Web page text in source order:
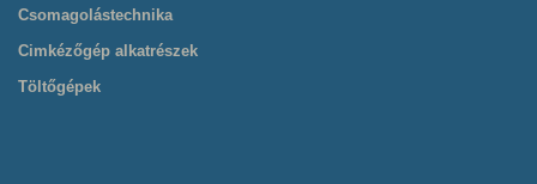
Csomagolástechnika
Cimkézőgép alkatrészek
Töltőgépek